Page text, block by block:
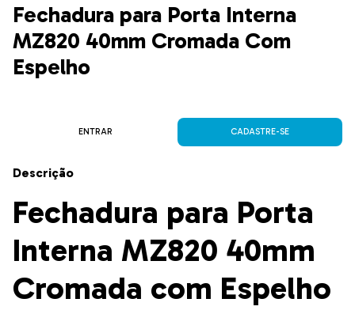
Fechadura para Porta Interna
MZ820 40mm Cromada Com
Espelho
ENTRAR CADASTRE-SE
Descrição
Fechadura para Porta
Interna MZ820 40mm
Cromada com Espelho